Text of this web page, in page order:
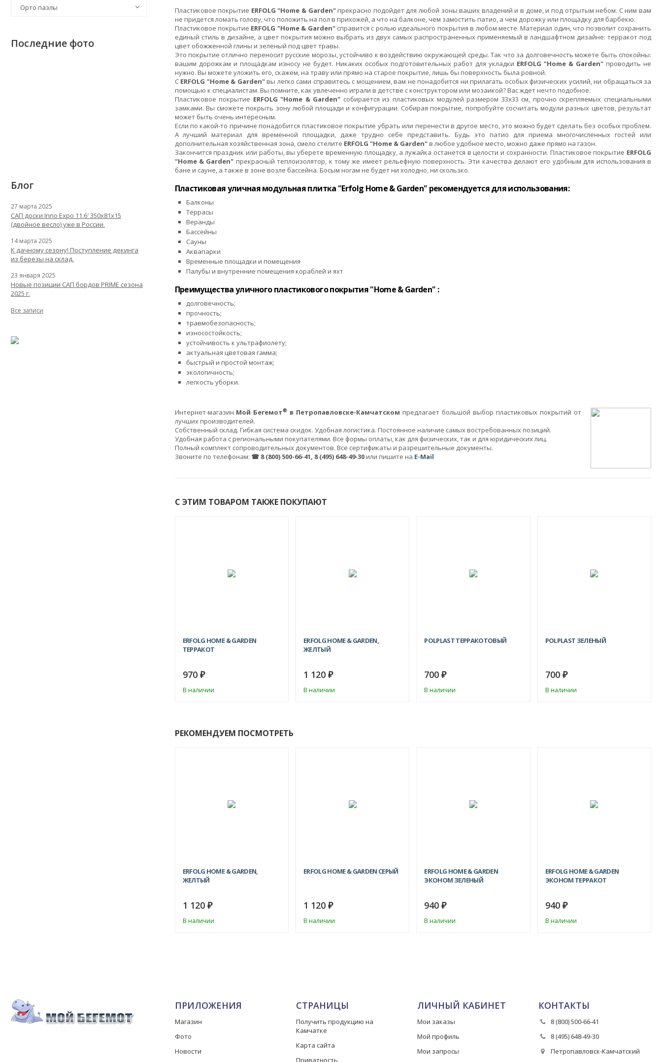
Пластиковое покрытие ERFOLG "Home & Garden"прекрасно подойдет для любой зоны ваших владений и в доме, и под отрытым небом. С ним вам
не придется ломать голову, что положить на пол в прихожей, а что на балконе, чем замостить патио, а чем дорожку или площадку для барбекю.
Пластиковое покрытие ERFOLG "Home & Garden"справится с ролью идеального покрытия в любом месте. Материал один, что позволит сохранить
единый стиль в дизайне, а цвет покрытия можно выбрать из двух самых распространенных применяемый в ландшафтном дизайне: терракот под
цвет обожженной глины и зеленый под цвет травы.
Это покрытие отлично переносит русские морозы, устойчиво к воздействию окружающей среды. Так что за долговечность можете быть спокойны:
вашим дорожкам и площадкам износу не будет. Никаких особых подготовительных работ для укладки ERFOLG "Home & Garden"проводить не
нужно. Вы можете уложить его, скажем, на траву или прямо на старое покрытие, лишь бы поверхность была ровной.
С ERFOLG "Home & Garden"вы легко сами справитесь с мощением, вам не понадобится ни прилагать особых физических усилий, ни обращаться за
помощью к специалистам. Вы помните, как увлеченно играли в детстве с конструктором или мозаикой? Вас ждет нечто подобное.
Пластиковое покрытие ERFOLG "Home & Garden" собирается из пластиковых модулей размером 33х33 см, прочно скрепляемых специальными
замками. Вы сможете покрыть зону любой площади и конфигурации. Собирая покрытие, попробуйте сосчитать модули разных цветов, результат
может быть очень интересным.
Если по какой-то причине понадобится пластиковое покрытие убрать или перенести в другое место, это можно будет сделать без особых проблем.
А лучший материал для временной площадки, даже трудно себе представить. Будь это патио для приема многочисленных гостей или
дополнительная хозяйственная зона, смело стелите ERFOLG "Home & Garden"в любое удобное место, можно даже прямо на газон.
Закончится праздник или работы, вы уберете временную площадку, а лужайка останется в целости и сохранности. Пластиковое покрытие ERFOLG
"Home & Garden" прекрасный теплоизолятор, к тому же имеет рельефную поверхность. Эти качества делают его удобным для использования в
бане и сауне, а также в зоне возле бассейна. Босым ногам не будет ни холодно, ни скользко.
Пластиковая уличная модульная плитка "Erfolg Home & Garden" рекомендуется для использования:
Балконы
Террасы
Веранды
Бассейны
Сауны
Аквапарки
Временные площадки и помещения
Палубы и внутренние помещения кораблей и яхт
Преимущества уличного пластикового покрытия "Home & Garden" :
долговечность;
прочность;
травмобезопасность;
износостойкость;
устойчивость к ультрафиолету;
актуальная цветовая гамма;
быстрый и простой монтаж;
экологичность;
легкость уборки.
Интернет-магазин Мой Бегемот® в Петропавловске-Камчатском предлагает большой выбор пластиковых покрытий от
лучших производителей.
Собственный склад. Гибкая система скидок. Удобная логистика. Постоянное наличие самых востребованных позиций.
Удобная работа с региональными покупателями. Все формы оплаты, как для физических, так и для юридических лиц.
Полный комплект сопроводительных документов. Все сертификаты и разрешительные документы.
Звоните по телефонам: ☎ 8 (800) 500-66-41, 8 (495) 648-49-30или пишите на E-Mail
С ЭТИМ ТОВАРОМ ТАКЖЕ ПОКУПАЮТ
ERFOLG HOME & GARDEN
ТЕРРАКОТ
970 ₽
В наличии
ERFOLG HOME & GARDEN,
ЖЕЛТЫЙ
1 120 ₽
В наличии
POLPLAST ТЕРРАКОТОВЫЙ
700₽
В наличии
POLPLAST ЗЕЛЕНЫЙ
700 ₽
В наличии
РЕКОМЕНДУЕМ ПОСМОТРЕТЬ
ERFOLG HOME & GARDEN,
ЖЕЛТЫЙ
1 120 ₽
В наличии
ERFOLG HOME & GARDEN СЕРЫЙ
1 120 ₽
В наличии
ERFOLG HOME & GARDEN
ЭКОНОМ ЗЕЛЕНЫЙ
940₽
В наличии
ERFOLG HOME & GARDEN
ЭКОНОМ ТЕРРАКОТ
940 ₽
В наличии
Орто пазлы
Последние фото
Блог
27 марта 2025
САП доски Inno Expo 11.6′ 350x81x15
(двойное весло) уже в России.
14 марта 2025
К дачному сезону! Поступление декинга
из березы на склад.
23 января 2025
Новые позиции САП бордов PRIME сезона
2025 г.
Все записи
ПРИЛОЖЕНИЯ
Магазин
Фото
Новости
СТРАНИЦЫ
Получить продукцию на
Камчатке
Карта сайта
Приватность
ЛИЧНЫЙ КАБИНЕТ
Мои заказы
Мой профиль
Мои запросы
КОНТАКТЫ
8 (800) 500-66-41
8 (495) 648-49-30
Петропавловск-Камчатский